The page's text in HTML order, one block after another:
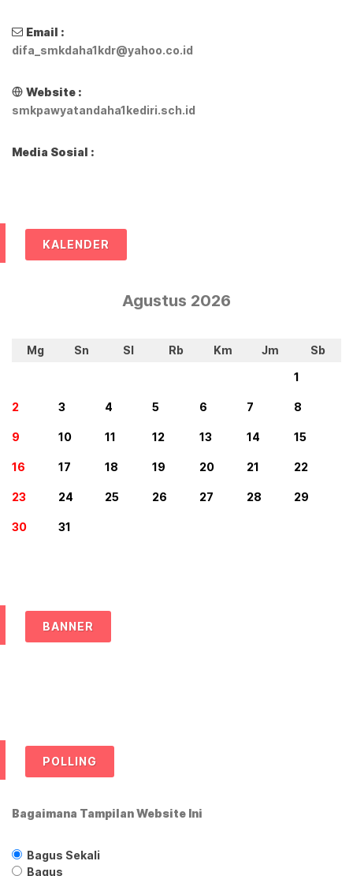
Email :
difa_smkdaha1kdr@yahoo.co.id
Website :
smkpawyatandaha1kediri.sch.id
Media Sosial :
KALENDER
Agustus 2026
Mg Sn Sl Rb Km Jm
Sb
1
2 3 4 5 6 7 8
9 10 11 12 13 14 15
16 17 18 19 20 21 22
23 24 25 26 27 28 29
30 31
BANNER
POLLING
Bagaimana Tampilan Website Ini
Bagus Sekali
Bagus